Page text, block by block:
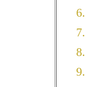
6.
7.
8.
9.